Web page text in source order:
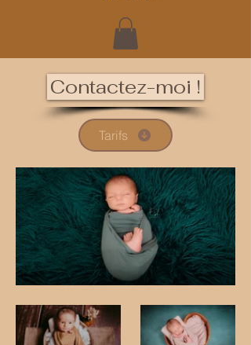
Contactez-moi !
Tarifs